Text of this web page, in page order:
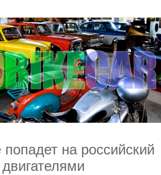
на российский